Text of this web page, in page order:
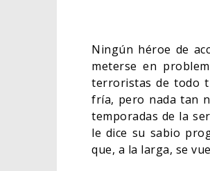
Ningún héroe de
meterse en
terroristas de todo
fría, pero nada tan
temporadas de la
le dice su sabio
que, a la larga, se
ORLANDO
05/08/